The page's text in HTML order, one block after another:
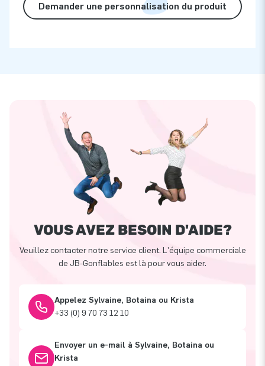
Demander une personnalisation du produit
VOUS AVEZ BESOIN D'AIDE?
Veuillez contacter notre service client. L'équipe commerciale
de JB-Gonflables est là pour vous aider.
Appelez Sylvaine, Botaina ou Krista
+33 (0) 9 70 73 12 10
Envoyer un e-mail à Sylvaine, Botaina ou
Krista